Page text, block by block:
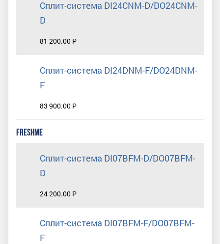
Сплит-система DI24CNM-D/DO24CNM-
D
81 200.00 Р
Сплит-система DI24DNM-F/DO24DNM-
F
83 900.00 Р
FRESHME
Сплит-система DI07BFM-D/DO07BFM-
D
24 200.00 Р
Сплит-система DI07BFM-F/DO07BFM-
F